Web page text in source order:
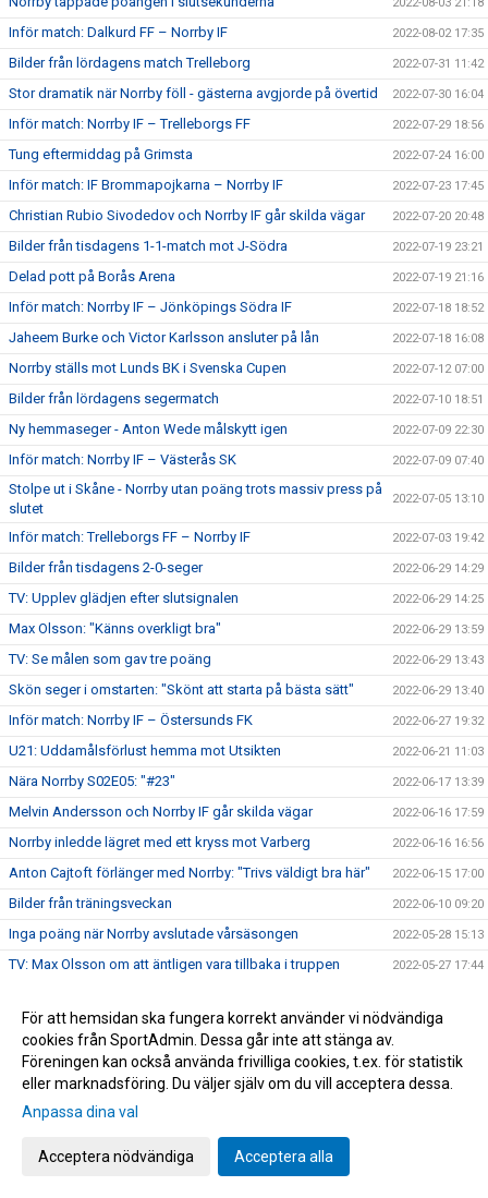
2022-08-03 21:18
Inför match: Dalkurd FF – Norrby IF 2022-08-02 17:35
Bilder från lördagens match Trelleborg 2022-07-31 11:42
Stor dramatik när Norrby föll - gästerna avgjorde på övertid 2022-07-30 16:04
Inför match: Norrby IF – Trelleborgs FF 2022-07-29 18:56
Tung eftermiddag på Grimsta 2022-07-24 16:00
Inför match: IF Brommapojkarna – Norrby IF 2022-07-23 17:45
Christian Rubio Sivodedov och Norrby IF går skilda vägar 2022-07-20 20:48
Bilder från tisdagens 1-1-match mot J-Södra 2022-07-19 23:21
Delad pott på Borås Arena 2022-07-19 21:16
Inför match: Norrby IF – Jönköpings Södra IF 2022-07-18 18:52
Jaheem Burke och Victor Karlsson ansluter på lån 2022-07-18 16:08
Norrby ställs mot Lunds BK i Svenska Cupen 2022-07-12 07:00
Bilder från lördagens segermatch 2022-07-10 18:51
Ny hemmaseger - Anton Wede målskytt igen 2022-07-09 22:30
Inför match: Norrby IF – Västerås SK 2022-07-09 07:40
Stolpe ut i Skåne - Norrby utan poäng trots massiv press på
slutet
2022-07-05 13:10
Inför match: Trelleborgs FF – Norrby IF 2022-07-03 19:42
Bilder från tisdagens 2-0-seger 2022-06-29 14:29
TV: Upplev glädjen efter slutsignalen 2022-06-29 14:25
Max Olsson: "Känns overkligt bra" 2022-06-29 13:59
TV: Se målen som gav tre poäng 2022-06-29 13:43
Skön seger i omstarten: "Skönt att starta på bästa sätt" 2022-06-29 13:40
Inför match: Norrby IF – Östersunds FK 2022-06-27 19:32
U21: Uddamålsförlust hemma mot Utsikten 2022-06-21 11:03
Nära Norrby S02E05: "#23" 2022-06-17 13:39
Melvin Andersson och Norrby IF går skilda vägar 2022-06-16 17:59
Norrby inledde lägret med ett kryss mot Varberg 2022-06-16 16:56
Anton Cajtoft förlänger med Norrby: "Trivs väldigt bra här" 2022-06-15 17:00
Bilder från träningsveckan 2022-06-10 09:20
Inga poäng när Norrby avslutade vårsäsongen 2022-05-28 15:13
TV: Max Olsson om att äntligen vara tillbaka i truppen 2022-05-27 17:44
Norrby IF och Abbas Mohamad går skilda vägar 2022-05-25 13:51
U21: Tung kväll på Borås Arena 2022-05-25 09:48
Bilder från Norrby - Utsikten 2022-05-24 09:50
Tung förlust hemma mot Utsikten
Inför match: Norrby IF – Utsiktens BK
Norrby tillbaka på vinnarspåret efter uddamålsseger i
För att hemsidan ska fungera korrekt använder vi nödvändiga
cookies från SportAdmin. Dessa går inte att stänga av.
Föreningen kan också använda frivilliga cookies, t.ex. för statistik
eller marknadsföring. Du väljer själv om du vill acceptera dessa.
Anpassa dina val
Acceptera nödvändiga Acceptera alla